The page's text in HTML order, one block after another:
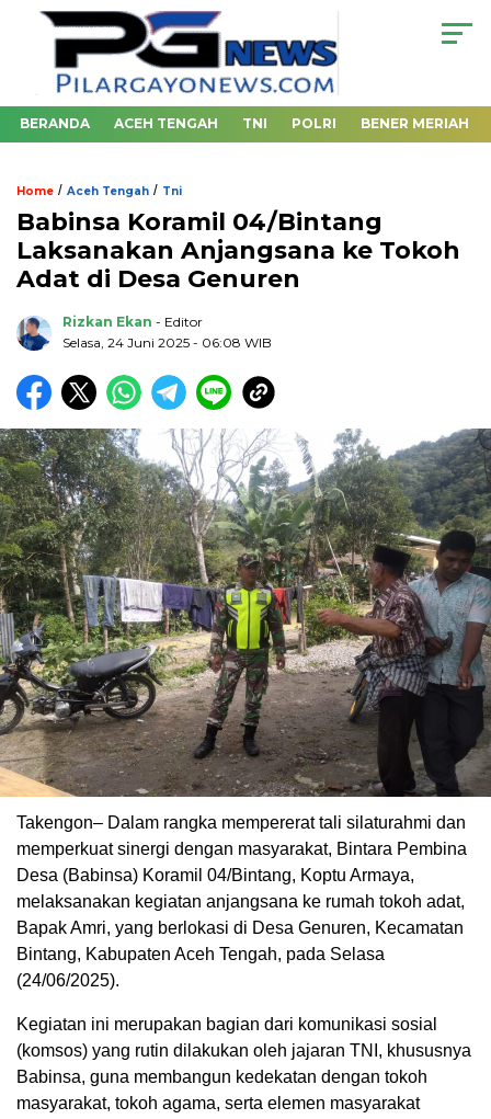
BERANDA ACEH TENGAH TNI POLRI BENER MERIAH
Home / Aceh Tengah / Tni
Babinsa Koramil 04/Bintang
Laksanakan Anjangsana ke Tokoh
Adat di Desa Genuren
Rizkan Ekan - Editor
Selasa, 24 Juni 2025 - 06:08 WIB
Takengon– Dalam rangka mempererat tali silaturahmi dan
memperkuat sinergi dengan masyarakat, Bintara Pembina
Desa (Babinsa) Koramil 04/Bintang, Koptu Armaya,
melaksanakan kegiatan anjangsana ke rumah tokoh adat,
Bapak Amri, yang berlokasi di Desa Genuren, Kecamatan
Bintang, Kabupaten Aceh Tengah, pada Selasa
(24/06/2025).
Kegiatan ini merupakan bagian dari komunikasi sosial
(komsos) yang rutin dilakukan oleh jajaran TNI, khususnya
Babinsa, guna membangun kedekatan dengan tokoh
masyarakat, tokoh agama, serta elemen masyarakat